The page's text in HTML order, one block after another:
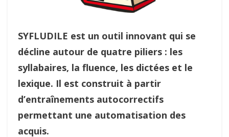
SYFLUDILE est un outil innovant qui se
décline autour de quatre piliers : les
syllabaires, la fluence, les dictées et le
lexique. Il est construit à partir
d’entraînements autocorrectifs
permettant une automatisation des
acquis.